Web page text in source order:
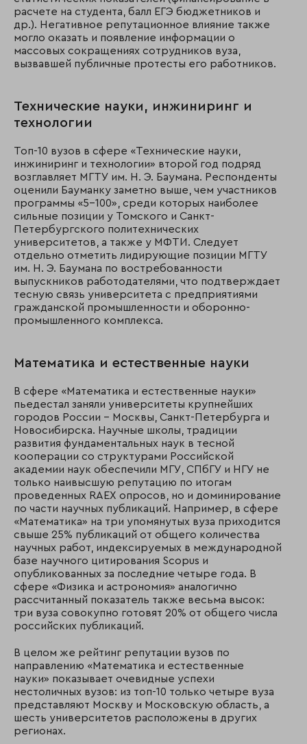
расчете на студента, балл ЕГЭ бюджетников и
др.). Негативное репутационное влияние также
могло оказать и появление информации о
массовых сокращениях сотрудников вуза,
вызвавшей публичные протесты его работников.
Технические науки, инжиниринг и
технологии
Топ-10 вузов в сфере «Технические науки,
инжиниринг и технологии» второй год подряд
возглавляет МГТУ им. Н. Э. Баумана. Респонденты
оценили Бауманку заметно выше, чем участников
программы «5–100», среди которых наиболее
сильные позиции у Томского и Санкт-
Петербургского политехнических
университетов, а также у МФТИ. Следует
отдельно отметить лидирующие позиции МГТУ
им. Н. Э. Баумана по востребованности
выпускников работодателями, что подтверждает
тесную связь университета с предприятиями
гражданской промышленности и оборонно-
промышленного комплекса.
Математика и естественные науки
В сфере «Математика и естественные науки»
пьедестал заняли университеты крупнейших
городов России – Москвы, Санкт-Петербурга и
Новосибирска. Научные школы, традиции
развития фундаментальных наук в тесной
кооперации со структурами Российской
академии наук обеспечили МГУ, СПбГУ и НГУ не
только наивысшую репутацию по итогам
проведенных RAEX опросов, но и доминирование
по части научных публикаций. Например, в сфере
«Математика» на три упомянутых вуза приходится
свыше 25% публикаций от общего количества
научных работ, индексируемых в международной
базе научного цитирования Scopus и
опубликованных за последние четыре года. В
сфере «Физика и астрономия» аналогично
рассчитанный показатель также весьма высок:
три вуза совокупно готовят 20% от общего числа
российских публикаций.
В целом же рейтинг репутации вузов по
направлению «Математика и естественные
науки» показывает очевидные успехи
нестоличных вузов: из топ-10 только четыре вуза
представляют Москву и Московскую область, а
шесть университетов расположены в других
регионах.